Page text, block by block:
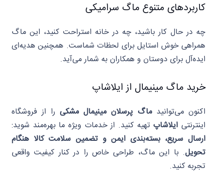
کاربردهای متنوع ماگ سرامیکی
چه در حال کار باشید، چه در خانه استراحت کنید، این ماگ
همراهی خوش‌ استایل برای لحظات شماست. همچنین هدیه‌ای
ایده‌آل برای دوستان و همکاران به شمار می‌آید.
خرید ماگ مینیمال از ایلاشاپ
اکنون می‌توانیدماگ پرسلان مینیمال مشکی را از فروشگاه
اینترنتی ایلاشاپ تهیه کنید. از خدمات ویژه ما بهره‌مند شوید:
ارسال سریع، بسته‌بندی ایمن و تضمین سلامت کالا هنگام
تحویل. با این ماگ، طراحی خاص را در کنار کیفیت واقعی
تجربه کنید.